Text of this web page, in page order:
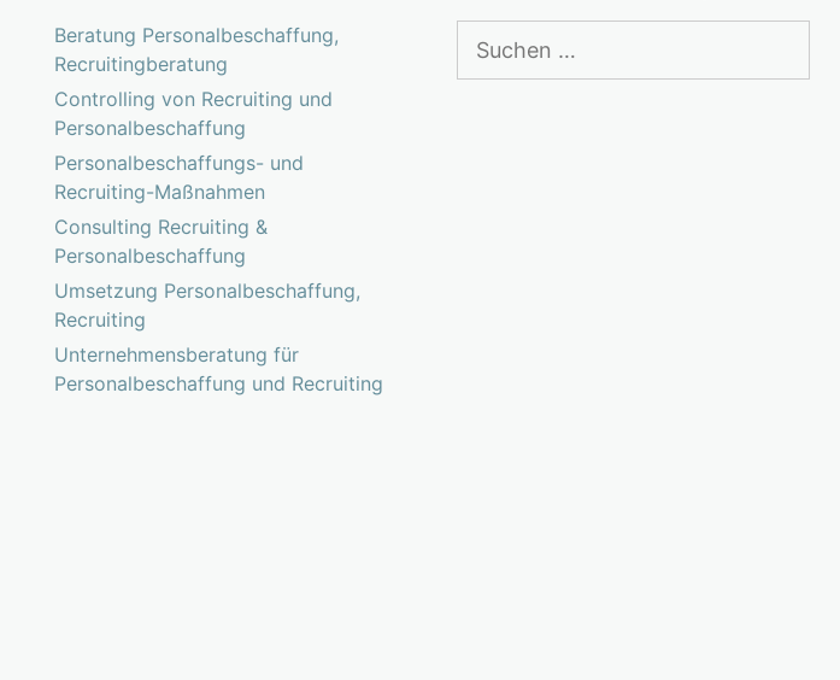
Beratung Personalbeschaffung,
Recruitingberatung
Controlling von Recruiting und
Personalbeschaffung
Personalbeschaffungs- und
Recruiting-Maßnahmen
Consulting Recruiting &
Personalbeschaffung
Umsetzung Personalbeschaffung,
Recruiting
Unternehmensberatung für
Personalbeschaffung und Recruiting
nach: